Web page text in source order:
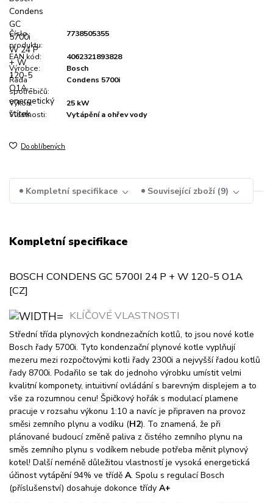
Číslo
produktu:
7738505355
EAN kód:
4062321893828
Výrobce:
Bosch
Řada
spotřebičů:
Condens 5700i
Výkon:
25 kW
Vlastnosti:
Vytápění a ohřev vody
Do oblíbených
Kompletní specifikace Související zboží 9
Kompletní specifikace
BOSCH CONDENS GC 5700I 24 P + W 120-5 O1A
[CZ]
KLÍČOVÉ VLASTNOSTI
Střední třída plynových kondnezačních kotlů, to jsou nové kotle
Bosch řady 5700i. Tyto kondenzační plynové kotle vyplňují
mezeru mezi rozpočtovými kotli řady 2300i a nejvyšší řadou kotlů
řady 8700i. Podařilo se tak do jednoho výrobku umístit velmi
kvalitní komponety, intuitivní ovládání s barevným displejem a to
vše za rozumnou cenu! Špičkový hořák s modulací plamene
pracuje v rozsahu výkonu 1:10 a navíc je připraven na provoz
směsi zemního plynu a vodíku (H2). To znamená, že při
plánované budoucí změně paliva z čistého zemního plynu na
směs zemního plynu s vodíkem nebude potřeba měnit plynový
kotel! Další neméně důležitou vlastností je vysoká energetická
účinost vytápění 94% ve třídě A. Spolu s regulací Bosch
(příslušenství) dosahuje dokonce třídy A+